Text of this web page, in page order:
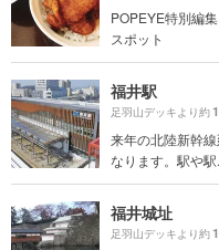
POPEYE特別編
スポット
福井駅
足羽山デッキより約
来年の北陸新幹
なります。駅や駅
福井城址
足羽山デッキより約